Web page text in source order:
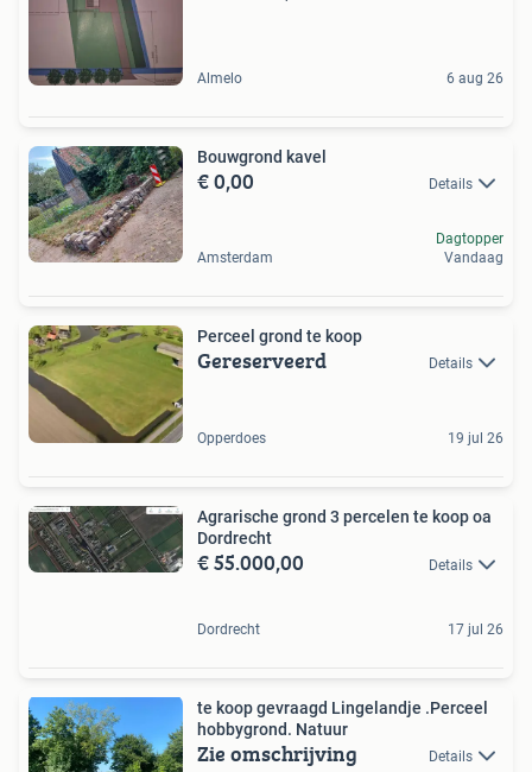
Almelo 6 aug 26
Bouwgrond kavel
€ 0,00 Details
Amsterdam
Dagtopper
Vandaag
Perceel grond te koop
Gereserveerd Details
Opperdoes 19 jul 26
Agrarische grond 3 percelen te koop oa
Dordrecht
€ 55.000,00 Details
Dordrecht 17 jul 26
te koop gevraagd Lingelandje .Perceel
hobbygrond. Natuur
Zie omschrijving Details